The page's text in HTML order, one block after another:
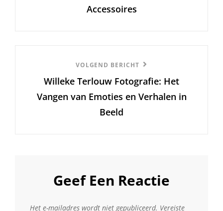
Accessoires
Bericht
VOLGEND BERICHT
Willeke Terlouw Fotografie: Het
Vangen van Emoties en Verhalen in
Beeld
Geef Een Reactie
Het e-mailadres wordt niet gepubliceerd. Vereiste